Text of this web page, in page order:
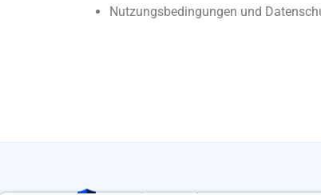
Nutzungsbedingungen und